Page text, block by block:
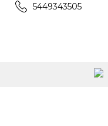
5449343505